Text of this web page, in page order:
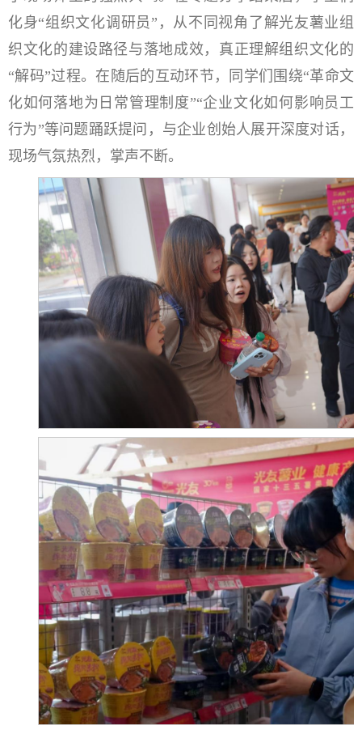
化身“组织文化调研员”，从不同视角了解光友薯业组
织文化的建设路径与落地成效，真正理解组织文化的
“解码”过程。在随后的互动环节，同学们围绕“革命文
化如何落地为日常管理制度”“企业文化如何影响员工
行为”等问题踊跃提问，与企业创始人展开深度对话，
现场气氛热烈，掌声不断。